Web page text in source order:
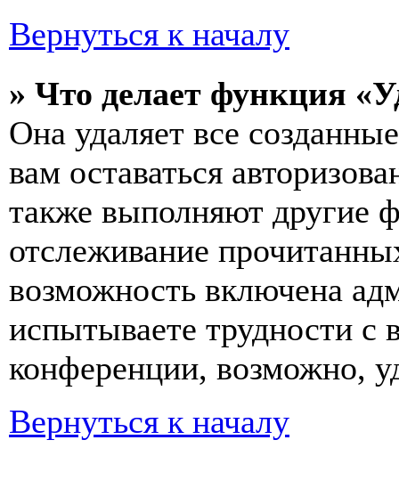
Вернуться к началу
» Что делает функция
Она удаляет все
вам оставаться
также выполняют другие
отслеживание
возможность включена
испытываете трудности с
конференции, возможно,
Вернуться к началу